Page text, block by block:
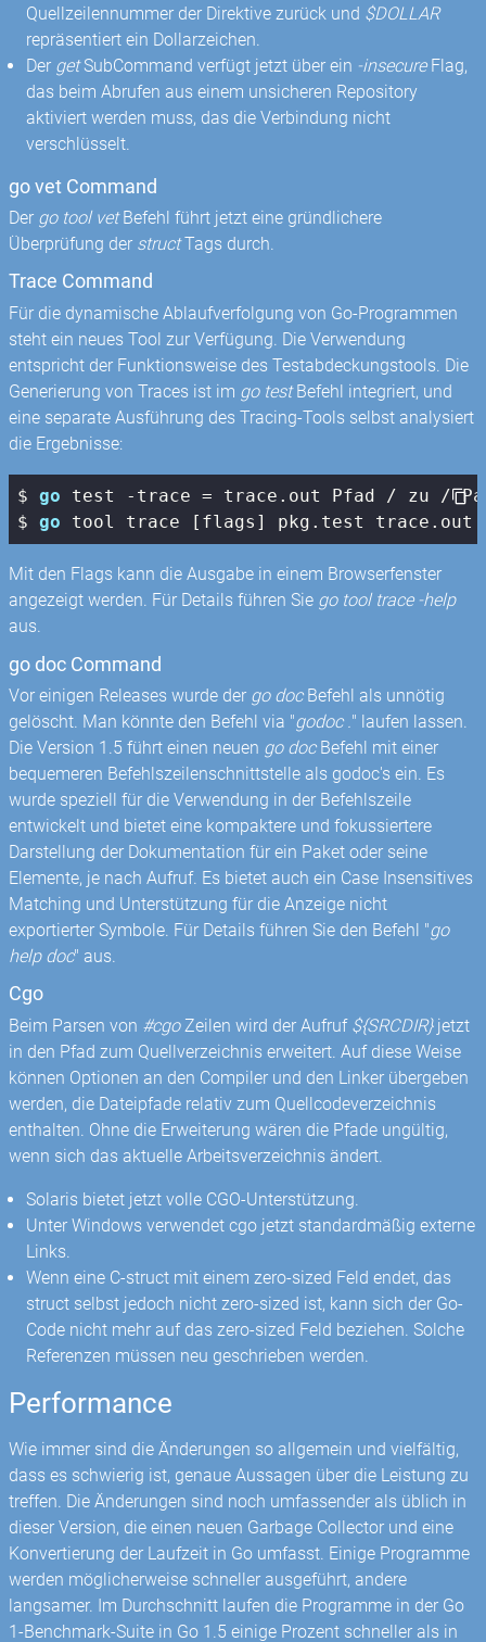
Quellzeilennummer der Direktive zurück und $DOLLAR
repräsentiert ein Dollarzeichen.
Der getSubCommand verfügt jetzt über ein -insecureFlag,
das beim Abrufen aus einem unsicheren Repository
aktiviert werden muss, das die Verbindung nicht
verschlüsselt.
go vet Command
Der go tool vetBefehl führt jetzt eine gründlichere
Überprüfung der structTags durch.
Trace Command
Für die dynamische Ablaufverfolgung von Go-Programmen
steht ein neues Tool zur Verfügung. Die Verwendung
entspricht der Funktionsweise des Testabdeckungstools. Die
Generierung von Traces ist im go testBefehl integriert, und
eine separate Ausführung des Tracing-Tools selbst analysiert
die Ergebnisse:
$ go test -trace = trace.out Pfad / zu /
$ go tool trace [flags] pkg.test trace.out
Mit den Flags kann die Ausgabe in einem Browserfenster
angezeigt werden. Für Details führen Sie go tool trace -help
aus.
go doc Command
Vor einigen Releases wurde der go docBefehl als unnötig
gelöscht. Man könnte den Befehl via "godoc ." laufen lassen.
Die Version 1.5 führt einen neuen go docBefehl mit einer
bequemeren Befehlszeilenschnittstelle als godoc's ein. Es
wurde speziell für die Verwendung in der Befehlszeile
entwickelt und bietet eine kompaktere und fokussiertere
Darstellung der Dokumentation für ein Paket oder seine
Elemente, je nach Aufruf. Es bietet auch ein Case Insensitives
Matching und Unterstützung für die Anzeige nicht
exportierter Symbole. Für Details führen Sie den Befehl "go
help doc" aus.
Cgo
Beim Parsen von #cgoZeilen wird der Aufruf ${SRCDIR}jetzt
in den Pfad zum Quellverzeichnis erweitert. Auf diese Weise
können Optionen an den Compiler und den Linker übergeben
werden, die Dateipfade relativ zum Quellcodeverzeichnis
enthalten. Ohne die Erweiterung wären die Pfade ungültig,
wenn sich das aktuelle Arbeitsverzeichnis ändert.
Solaris bietet jetzt volle CGO-Unterstützung.
Unter Windows verwendet cgo jetzt standardmäßig externe
Links.
Wenn eine C-struct mit einem zero-sized Feld endet, das
struct selbst jedoch nicht zero-sized ist, kann sich der Go-
Code nicht mehr auf das zero-sized Feld beziehen. Solche
Referenzen müssen neu geschrieben werden.
Performance
Wie immer sind die Änderungen so allgemein und vielfältig,
dass es schwierig ist, genaue Aussagen über die Leistung zu
treffen. Die Änderungen sind noch umfassender als üblich in
dieser Version, die einen neuen Garbage Collector und eine
Konvertierung der Laufzeit in Go umfasst. Einige Programme
werden möglicherweise schneller ausgeführt, andere
langsamer. Im Durchschnitt laufen die Programme in der Go
1-Benchmark-Suite in Go 1.5 einige Prozent schneller als in